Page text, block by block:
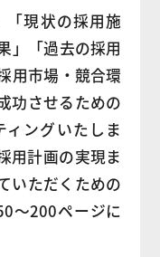
「現状の採用施
」「過去の採用
用市場・競合環
功させるための
ングいたしま
用計画の実現ま
いただくための
～200ページに